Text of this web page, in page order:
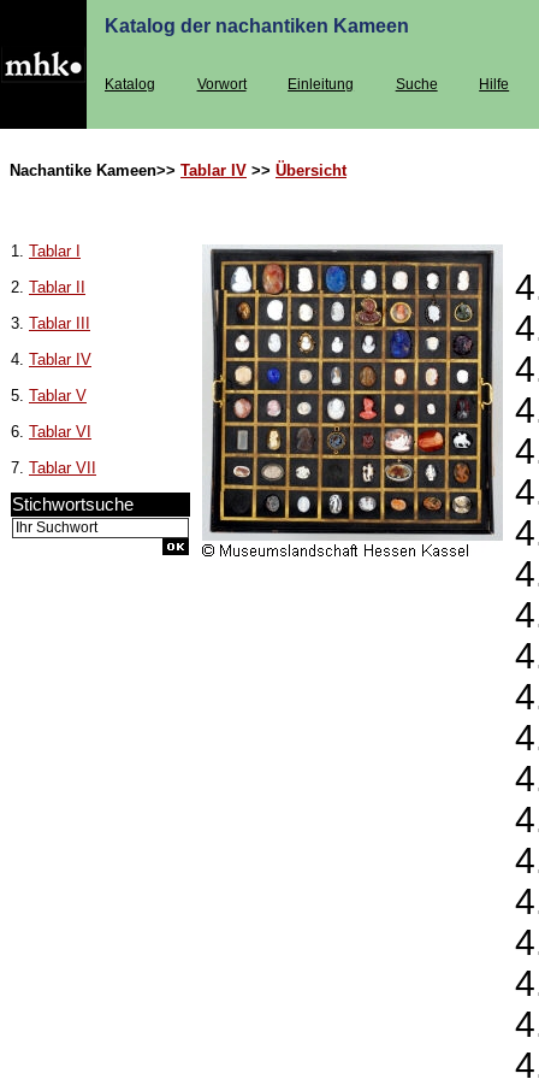
Katalog der nachantiken Kameen
Katalog Vorwort Einleitung Suche Hilfe
Nachantike Kameen>> Tablar IV >> Übersicht
1. Tablar I
2. Tablar II
3. Tablar III
4. Tablar IV
5. Tablar V
6. Tablar VI
7. Tablar VII
Stichwortsuche